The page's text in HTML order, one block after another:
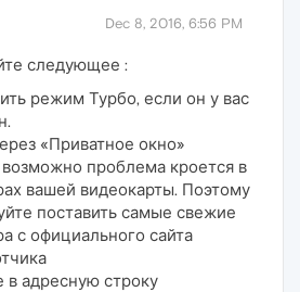
Dec 8, 2016, 6:56 PM
следующее :
режим Турбо, если он у вас
«Приватное окно»
проблема кроется в
вашей видеокарты. Поэтому
поставить самые свежие
с официального сайта
в адресную строку